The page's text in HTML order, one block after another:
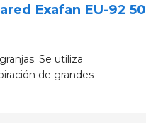
Exafan EU-92 50
Se utiliza
de grandes